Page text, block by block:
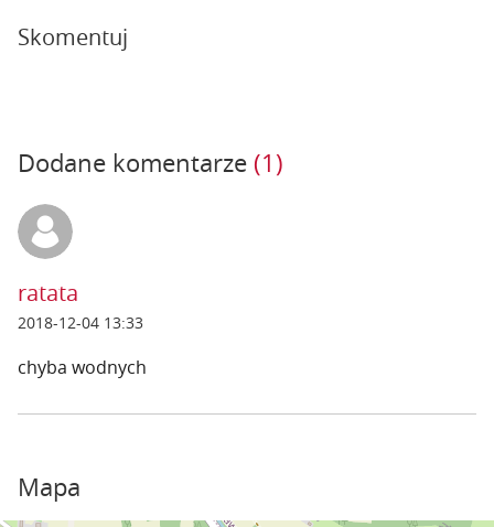
Skomentuj
Dodane komentarze (1)
ratata
2018-12-04 13:33
chyba wodnych
Mapa